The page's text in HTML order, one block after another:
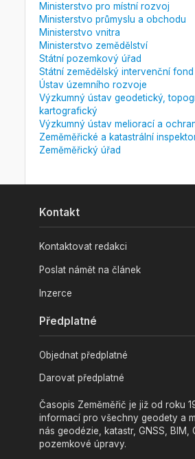
Ministerstvo pro místní rozvoj
Ministerstvo průmyslu a obchodu
Ministerstvo vnitra
Ministerstvo zemědělství
Státní pozemkový úřad
Státní zemědělský intervenční fond
Ústav územního rozvoje
Výzkumný ústav geodetický,
kartografický
Výzkumný ústav meliorací a
Zeměměřické a katastrální
Zeměměřický úřad
Kontakt
Kontaktovat redakci
Poslat námět na článek
Inzerce
Předplatné
Objednat předplatné
Darovat předplatné
Časopis Zeměměřič je již od roku
informací pro všechny geodety a
nás geodézie, katastr, GNSS, BIM,
pozemkové úpravy.